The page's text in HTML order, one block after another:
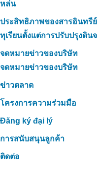
หล่น
ประสิทธิภาพของสารอินทรี
ทุเรียนตั้งแต่การปรับปรุงดิ
จดหมายข่าวของบริษัท
จดหมายข่าวของบริษัท
ข่าวตลาด
โครงการความร่วมมือ
Đăng ký đại lý
การสนับสนุนลูกค้า
ติดต่อ